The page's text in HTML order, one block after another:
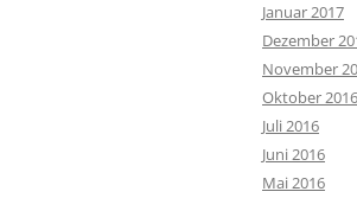
Januar 2017
Dezember
November
Oktober 2016
Juli 2016
Juni 2016
Mai 2016